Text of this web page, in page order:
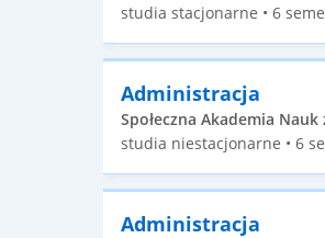
studia stacjonarne • 6
Administracja
Społeczna Akademia
studia niestacjonarne • 6
Administracja